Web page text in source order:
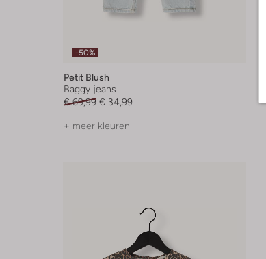
-50%
Petit Blush
Baggy jeans
€ 69,99 € 34,99
+ meer kleuren